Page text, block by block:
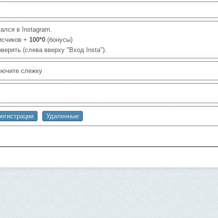
в Instagram.
+ 100*0 (бонусы)
(слева вверху "Вход Insta").
слежку